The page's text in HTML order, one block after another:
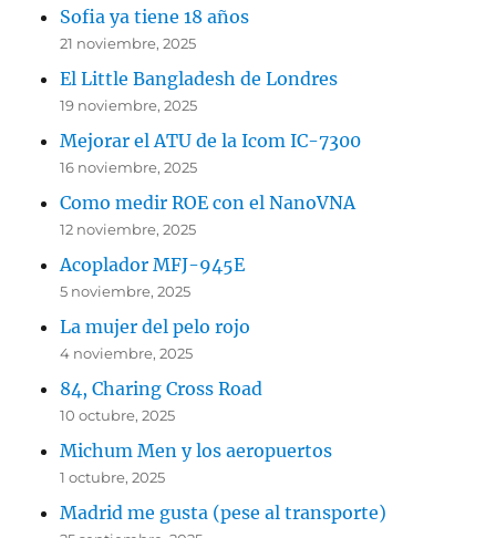
Sofia ya tiene 18 años
21 noviembre, 2025
El Little Bangladesh de Londres
19 noviembre, 2025
Mejorar el ATU de la Icom IC-7300
16 noviembre, 2025
Como medir ROE con el NanoVNA
12 noviembre, 2025
Acoplador MFJ-945E
5 noviembre, 2025
La mujer del pelo rojo
4 noviembre, 2025
84, Charing Cross Road
10 octubre, 2025
Michum Men y los aeropuertos
1 octubre, 2025
Madrid me gusta (pese al transporte)